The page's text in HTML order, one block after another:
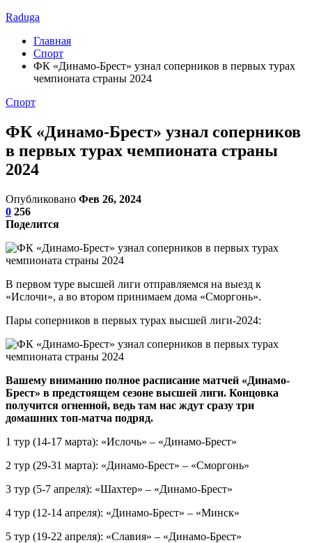
Raduga
Главная
Спорт
ФК «Динамо-Брест» узнал соперников в первых турах
чемпионата страны 2024
Спорт
ФК «Динамо-Брест» узнал соперников
в первых турах чемпионата страны
2024
Опубликовано Фев 26, 2024
0 256
Поделится
В первом туре высшей лиги отправляемся на выезд к
«Ислочи», а во втором принимаем дома «Сморгонь».
Пары соперников в первых турах высшей лиги-2024:
Вашему вниманию полное расписание матчей «Динамо-
Брест» в предстоящем сезоне высшей лиги. Концовка
получится огненной, ведь там нас ждут сразу три
домашних топ-матча подряд.
1 тур (14-17 марта): «Ислочь» – «Динамо-Брест»
2 тур (29-31 марта): «Динамо-Брест» – «Сморгонь»
3 тур (5-7 апреля): «Шахтер» – «Динамо-Брест»
4 тур (12-14 апреля): «Динамо-Брест» – «Минск»
5 тур (19-22 апреля): «Славия» – «Динамо-Брест»